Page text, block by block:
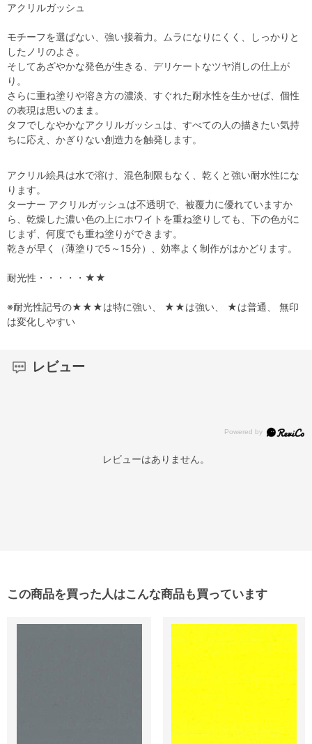
アクリルガッシュ
モチーフを選ばない、強い接着力。ムラになりにくく、しっかりと
したノリのよさ。
そしてあざやかな発色が生きる、デリケートなツヤ消しの仕上が
り。
さらに重ね塗りや溶き方の濃淡、すぐれた耐水性を生かせば、個性
の表現は思いのまま。
タフでしなやかなアクリルガッシュは、すべての人の描きたい気持
ちに応え、かぎりない創造力を触発します。
アクリル絵具は水で溶け、混色制限もなく、乾くと強い耐水性にな
ります。
ターナー アクリルガッシュは不透明で、被覆力に優れていますか
ら、乾燥した濃い色の上にホワイトを重ね塗りしても、下の色がに
じまず、何度でも重ね塗りができます。
乾きが早く（薄塗りで5～15分）、効率よく制作がはかどります。
耐光性・・・・・★★
※耐光性記号の★★★は特に強い、 ★★は強い、 ★は普通、 無印
は変化しやすい
レビュー
レビューはありません。
この商品を買った人はこんな商品も買っています